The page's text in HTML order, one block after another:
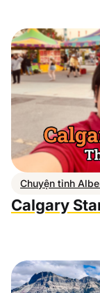
Chuyện tỉnh
Calgary